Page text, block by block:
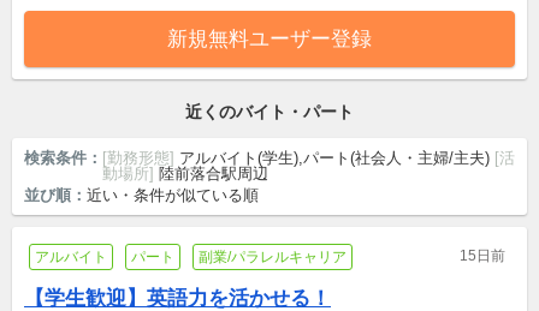
新規無料ユーザー登録
近くのバイト・パート
検索条件： [勤務形態] アルバイト(学生),パート(社会人・主婦/主夫) [活
動場所] 陸前落合駅周辺
並び順： 近い・条件が似ている順
アルバイト パート 副業/パラレルキャリア 15日前
【学生歓迎】英語力を活かせる！